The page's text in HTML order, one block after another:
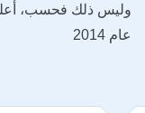
وليس ذلك فحسب، أُعلن
عام 2014